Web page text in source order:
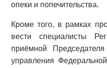
опеки и попечительства.
Кроме того, в рамках
вести специалисты
приёмной
управления